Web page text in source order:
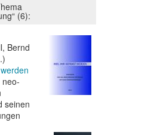
(6):
Bernd
seinen